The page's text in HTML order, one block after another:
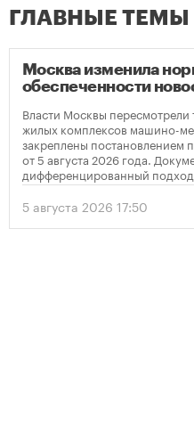
ГЛАВНЫЕ
Москва изменила
обеспеченности
Власти Москвы
жилых комплексов машино-
закреплены постановлением
от 5 августа 2026 года.
дифференцированный
количества парковок в
устанавливает переходный
проектов.
5 августа 2026 17:50